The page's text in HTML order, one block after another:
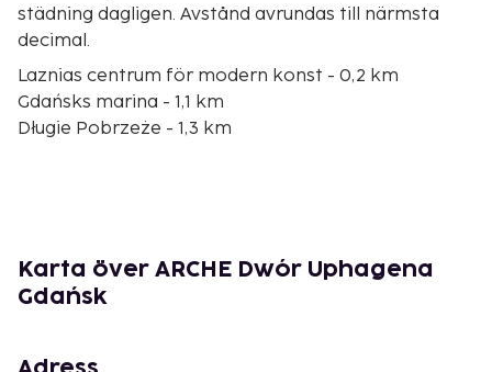
städning dagligen. Avstånd avrundas till närmsta
decimal.
Laznias centrum för modern konst - 0,2 km
Gdańsks marina - 1,1 km
Długie Pobrzeże - 1,3 km
Gdańsks nationella sjöfartsmuseum - 1,3 km
Gdańsks historiska museum - 1,4 km
Neptunusfontänen - 1,4 km
Karta över ARCHE Dwór Uphagena
Gdańsk